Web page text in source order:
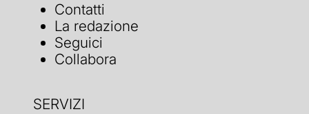
Contatti
La redazione
Seguici
Collabora
SERVIZI